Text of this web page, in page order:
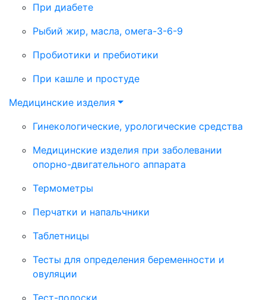
При диабете
Рыбий жир, масла, омега-3-6-9
Пробиотики и пребиотики
При кашле и простуде
Медицинские изделия
Гинекологические, урологические средства
Медицинские изделия при заболевании
опорно-двигательного аппарата
Термометры
Перчатки и напальчники
Таблетницы
Тесты для определения беременности и
овуляции
Тест-полоски